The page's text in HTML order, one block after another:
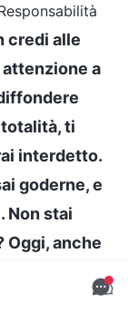
credi alle
a
ti
interdetto.
goderne, e
Non stai
Oggi, anche
in